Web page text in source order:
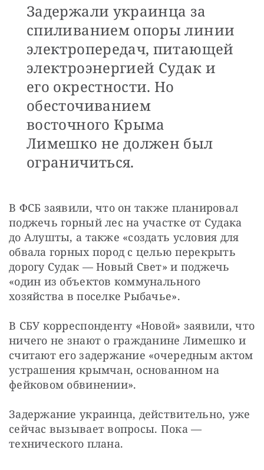
Задержали украинца за
спиливанием опоры линии
электропередач, питающей
электроэнергией Судак и
его окрестности. Но
обесточиванием
восточного Крыма
Лимешко не должен был
ограничиться.
В ФСБ заявили, что он также планировал
поджечь горный лес на участке от Судака
до Алушты, а также «создать условия для
обвала горных пород с целью перекрыть
дорогу Судак — Новый Свет» и поджечь
«один из объектов коммунального
хозяйства в поселке Рыбачье».
В СБУ корреспонденту «Новой» заявили, что
ничего не знают о гражданине Лимешко и
считают его задержание «очередным актом
устрашения крымчан, основанном на
фейковом обвинении».
Задержание украинца, действительно, уже
сейчас вызывает вопросы. Пока —
технического плана.